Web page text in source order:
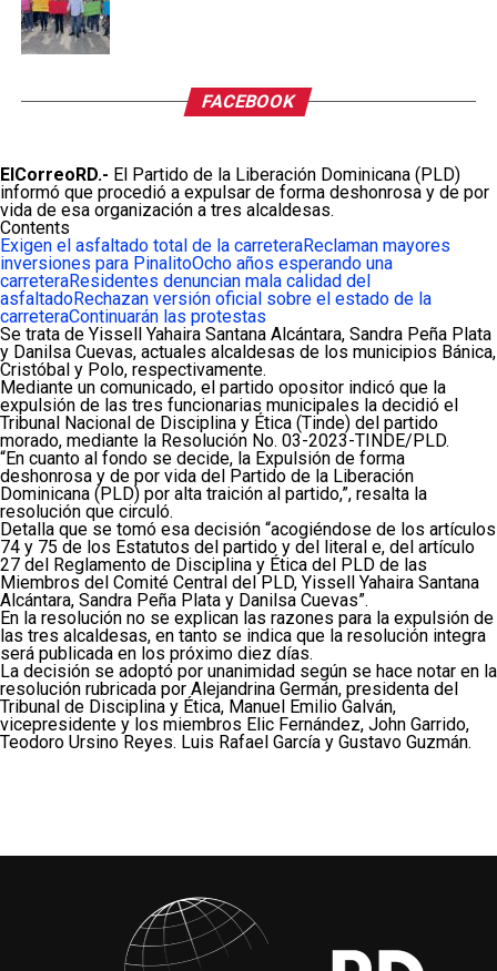
FACEBOOK
ElCorreoRD.- El Partido de la Liberación Dominicana (PLD)
informó que procedió a expulsar de forma deshonrosa y de por
vida de esa organización a tres alcaldesas.
Contents
Exigen el asfaltado total de la carreteraReclaman mayores
inversiones para PinalitoOcho años esperando una
carreteraResidentes denuncian mala calidad del
asfaltadoRechazan versión oficial sobre el estado de la
carreteraContinuarán las protestas
Se trata de Yissell Yahaira Santana Alcántara, Sandra Peña Plata
y Danilsa Cuevas, actuales alcaldesas de los municipios Bánica,
Cristóbal y Polo, respectivamente.
Mediante un comunicado, el partido opositor indicó que la
expulsión de las tres funcionarias municipales la decidió el
Tribunal Nacional de Disciplina y Ética (Tinde) del partido
morado, mediante la Resolución No. 03-2023-TINDE/PLD.
“En cuanto al fondo se decide, la Expulsión de forma
deshonrosa y de por vida del Partido de la Liberación
Dominicana (PLD) por alta traición al partido,”, resalta la
resolución que circuló.
Detalla que se tomó esa decisión “acogiéndose de los artículos
74 y 75 de los Estatutos del partido y del literal e, del artículo
27 del Reglamento de Disciplina y Ética del PLD de las
Miembros del Comité Central del PLD, Yissell Yahaira Santana
Alcántara, Sandra Peña Plata y Danilsa Cuevas”.
En la resolución no se explican las razones para la expulsión de
las tres alcaldesas, en tanto se indica que la resolución integra
será publicada en los próximo diez días.
La decisión se adoptó por unanimidad según se hace notar en la
resolución rubricada por Alejandrina Germán, presidenta del
Tribunal de Disciplina y Ética, Manuel Emilio Galván,
vicepresidente y los miembros Elic Fernández, John Garrido,
Teodoro Ursino Reyes. Luis Rafael García y Gustavo Guzmán.